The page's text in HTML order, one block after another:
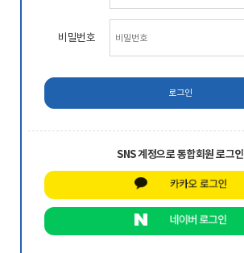
비밀번호
SNS 계정으로 통합회원 로그인